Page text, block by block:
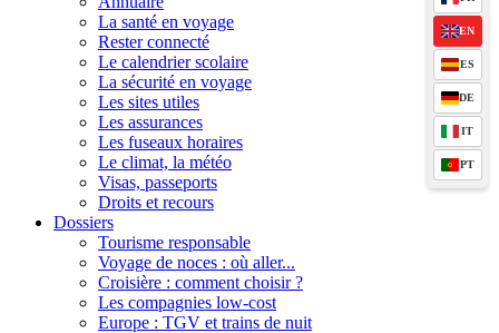
La santé en voyage
Rester connecté
Le calendrier scolaire
La sécurité en voyage
Les sites utiles
Les assurances
Les fuseaux horaires
Le climat, la météo
Visas, passeports
Droits et recours
Dossiers
Tourisme responsable
Voyage de noces : où aller...
Croisière : comment choisir ?
Les compagnies low-cost
Europe : TGV et trains de nuit
EN
ES
DE
IT
PT